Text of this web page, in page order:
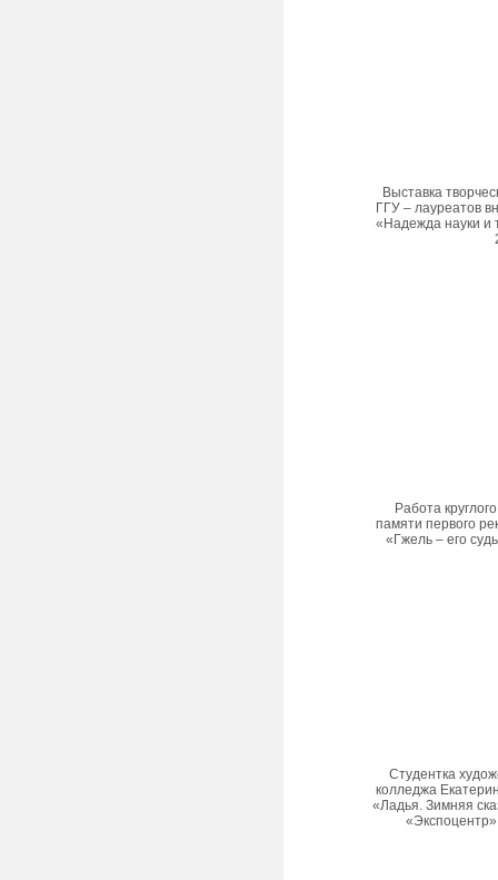
Выставка
ГГУ – лауреатов
«Надежда науки и
Работа
памяти первого
«Гжель – его
Студентка
колледжа
«Ладья. Зимняя